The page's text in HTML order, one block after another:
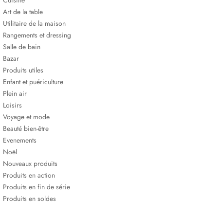
Art de la table
Utilitaire de la maison
Rangements et dressing
Salle de bain
Bazar
Produits utiles
Enfant et puériculture
Plein air
Loisirs
Voyage et mode
Beauté bien-être
Evenements
Noël
Nouveaux produits
Produits en action
Produits en fin de série
Produits en soldes